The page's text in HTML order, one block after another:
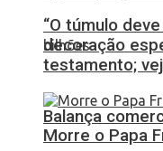
Balança
“O túmulo
decoração
testamento;
Morre o Papa